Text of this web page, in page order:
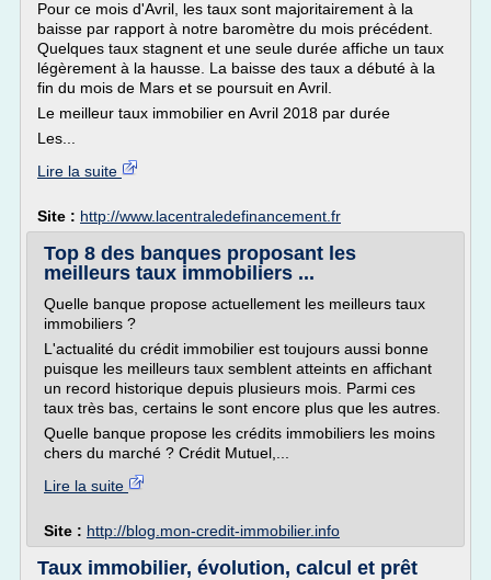
Pour ce mois d'Avril, les taux sont majoritairement à la
baisse par rapport à notre baromètre du mois précédent.
Quelques taux stagnent et une seule durée affiche un taux
légèrement à la hausse. La baisse des taux a débuté à la
fin du mois de Mars et se poursuit en Avril.
Le meilleur taux immobilier en Avril 2018 par durée
Les...
Lire la suite
Site : http://www.lacentraledefinancement.fr
Top 8 des banques proposant les
meilleurs taux immobiliers ...
Quelle banque propose actuellement les meilleurs taux
immobiliers ?
L'actualité du crédit immobilier est toujours aussi bonne
puisque les meilleurs taux semblent atteints en affichant
un record historique depuis plusieurs mois. Parmi ces
taux très bas, certains le sont encore plus que les autres.
Quelle banque propose les crédits immobiliers les moins
chers du marché ? Crédit Mutuel,...
Lire la suite
Site : http://blog.mon-credit-immobilier.info
Taux immobilier, évolution, calcul et prêt